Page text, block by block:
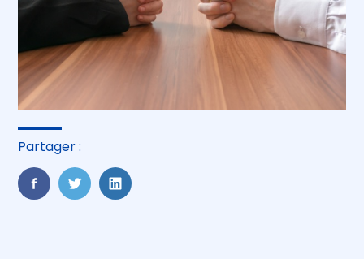
Partager :
FaceBook
TwitterLinkedIn